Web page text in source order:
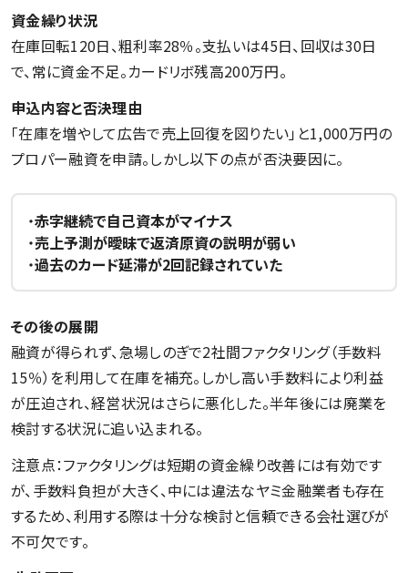
資金繰り状況
在庫回転120日、粗利率28％。支払いは45日、回収は30日
で、常に資金不足。カードリボ残高200万円。
申込内容と否決理由
「在庫を増やして広告で売上回復を図りたい」と1,000万円の
プロパー融資を申請。しかし以下の点が否決要因に。
・赤字継続で自己資本がマイナス
・売上予測が曖昧で返済原資の説明が弱い
・過去のカード延滞が2回記録されていた
その後の展開
融資が得られず、急場しのぎで2社間ファクタリング（手数料
15％）を利用して在庫を補充。しかし高い手数料により利益
が圧迫され、経営状況はさらに悪化した。半年後には廃業を
検討する状況に追い込まれる。
注意点：ファクタリングは短期の資金繰り改善には有効です
が、手数料負担が大きく、中には違法なヤミ金融業者も存在
するため、利用する際は十分な検討と信頼できる会社選びが
不可欠です。